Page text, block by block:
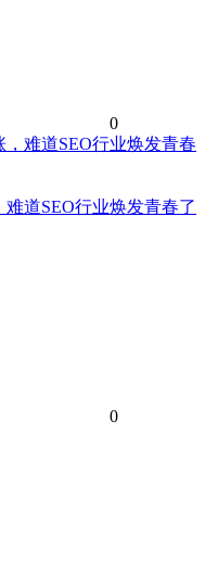
0
难道SEO行业焕发青春了
0